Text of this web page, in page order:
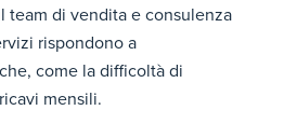
team di vendita e consulenza
rispondono a
come la difficoltà di
mensili.